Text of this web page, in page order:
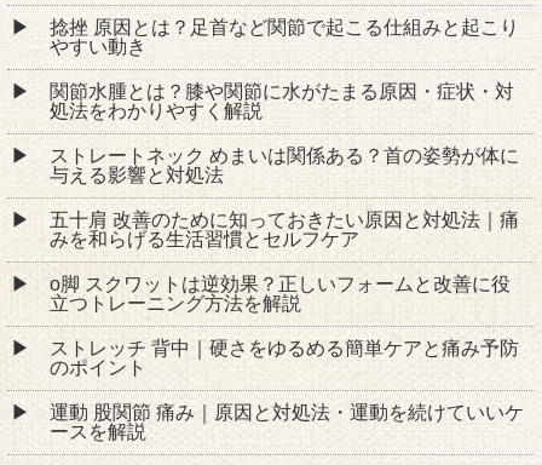
捻挫 原因とは？足首など関節で起こる仕組みと起こり
やすい動き
関節水腫とは？膝や関節に水がたまる原因・症状・対
処法をわかりやすく解説
ストレートネック めまいは関係ある？首の姿勢が体に
与える影響と対処法
五十肩 改善のために知っておきたい原因と対処法｜痛
みを和らげる生活習慣とセルフケア
o脚 スクワットは逆効果？正しいフォームと改善に役
立つトレーニング方法を解説
ストレッチ 背中｜硬さをゆるめる簡単ケアと痛み予防
のポイント
運動 股関節 痛み｜原因と対処法・運動を続けていいケ
ースを解説